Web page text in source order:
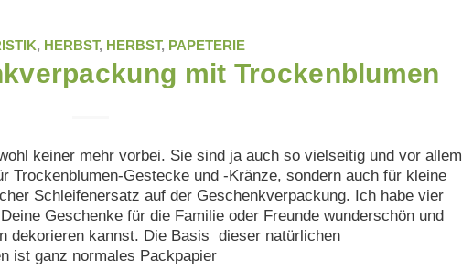
, HERBST, HERBST, PAPETERIE
mit Trockenblumen
keiner mehr vorbei. Sie sind ja auch so vielseitig und vor allem
Trockenblumen-Gestecke und -Kränze, sondern auch für kleine
Schleifenersatz auf der Geschenkverpackung. Ich habe vier
Geschenke für die Familie oder Freunde wunderschön und
dekorieren kannst. Die Basis dieser natürlichen
ist ganz normales Packpapier